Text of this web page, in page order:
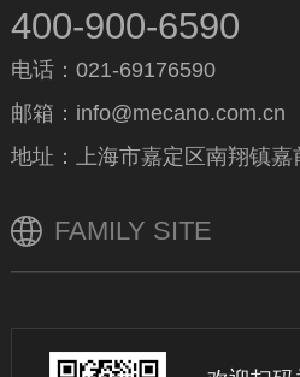
400-900-6590
电话：021-69176590
邮箱：info@mecano.com.cn
地址：上海市嘉定区南翔镇嘉
FAMILY SITE